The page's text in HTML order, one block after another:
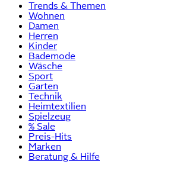
Trends & Themen
Wohnen
Damen
Herren
Kinder
Bademode
Wäsche
Sport
Garten
Technik
Heimtextilien
Spielzeug
% Sale
Preis-Hits
Marken
Beratung & Hilfe